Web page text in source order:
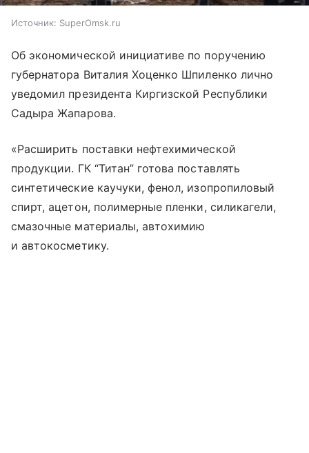
Источник: SuperOmsk.ru
Об экономической инициативе по поручению
губернатора Виталия Хоценко Шпиленко лично
уведомил президента Киргизской Республики
Садыра Жапарова.
«Расширить поставки нефтехимической
продукции. ГК “Титан” готова поставлять
синтетические каучуки, фенол, изопропиловый
спирт, ацетон, полимерные пленки, силикагели,
смазочные материалы, автохимию
и автокосметику.